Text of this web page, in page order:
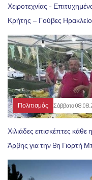
Χειροτεχνίας -
Κρήτης – Γούβες
Πολιτισμός Σάββατο
Χιλιάδες επισκέπτες κάθε
Άρβης για την 8η Γιορτή